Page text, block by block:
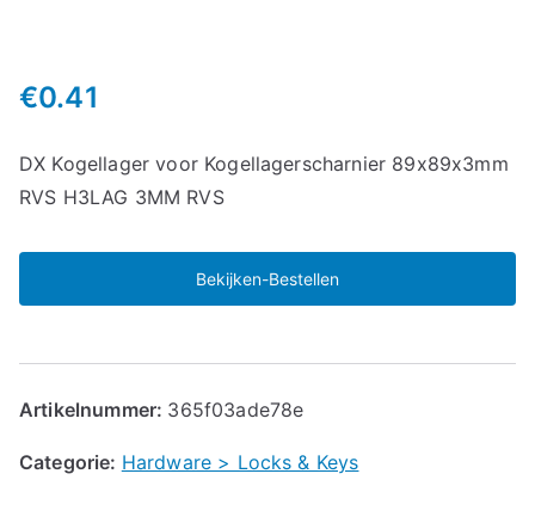
€0.41
DX Kogellager voor Kogellagerscharnier 89x89x3mm
RVS H3LAG 3MM RVS
Bekijken-Bestellen
Artikelnummer: 365f03ade78e
Categorie: Hardware > Locks & Keys